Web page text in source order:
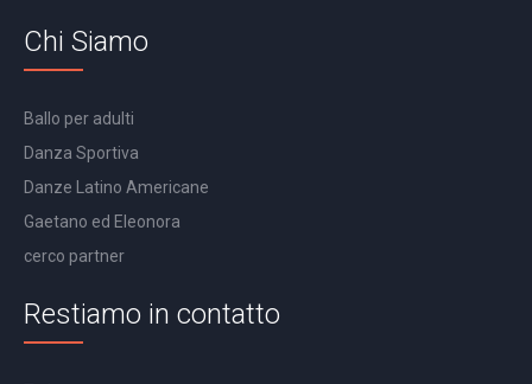
Chi Siamo
Ballo per adulti
Danza Sportiva
Danze Latino Americane
Gaetano ed Eleonora
cerco partner
Restiamo in contatto